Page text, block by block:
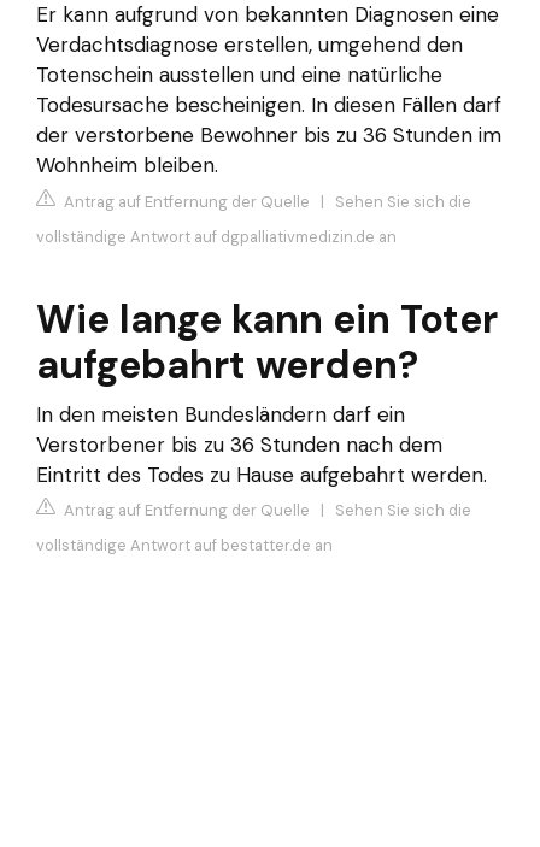
Er kann aufgrund von bekannten Diagnosen eine
Verdachtsdiagnose erstellen, umgehend den
Totenschein ausstellen und eine natürliche
Todesursache bescheinigen. In diesen Fällen darf
der verstorbene Bewohner bis zu 36 Stunden im
Wohnheim bleiben.
Antrag auf Entfernung der Quelle | Sehen Sie sich die
vollständige Antwort auf dgpalliativmedizin.de an
Wie lange kann ein Toter
aufgebahrt werden?
In den meisten Bundesländern darf ein
Verstorbener bis zu 36 Stunden nach dem
Eintritt des Todes zu Hause aufgebahrt werden.
Antrag auf Entfernung der Quelle | Sehen Sie sich die
vollständige Antwort auf bestatter.de an